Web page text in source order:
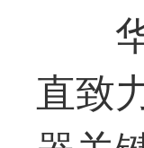
直致